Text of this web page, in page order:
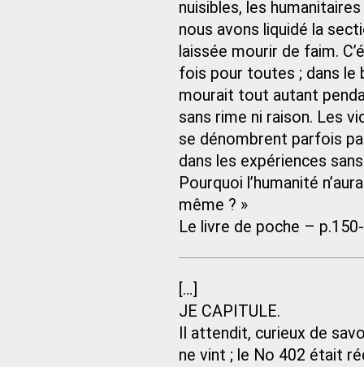
nuisibles, les
nous avons liquidé la
laissée mourir de faim.
fois pour toutes ; dans le
mourait tout autant
sans rime ni raison. Les
se dénombrent parfois
dans les expériences
Pourquoi l’humanité
même ? »
Le livre de poche –
[…]
JE CAPITULE.
Il attendit, curieux de
ne vint ; le No 402 était